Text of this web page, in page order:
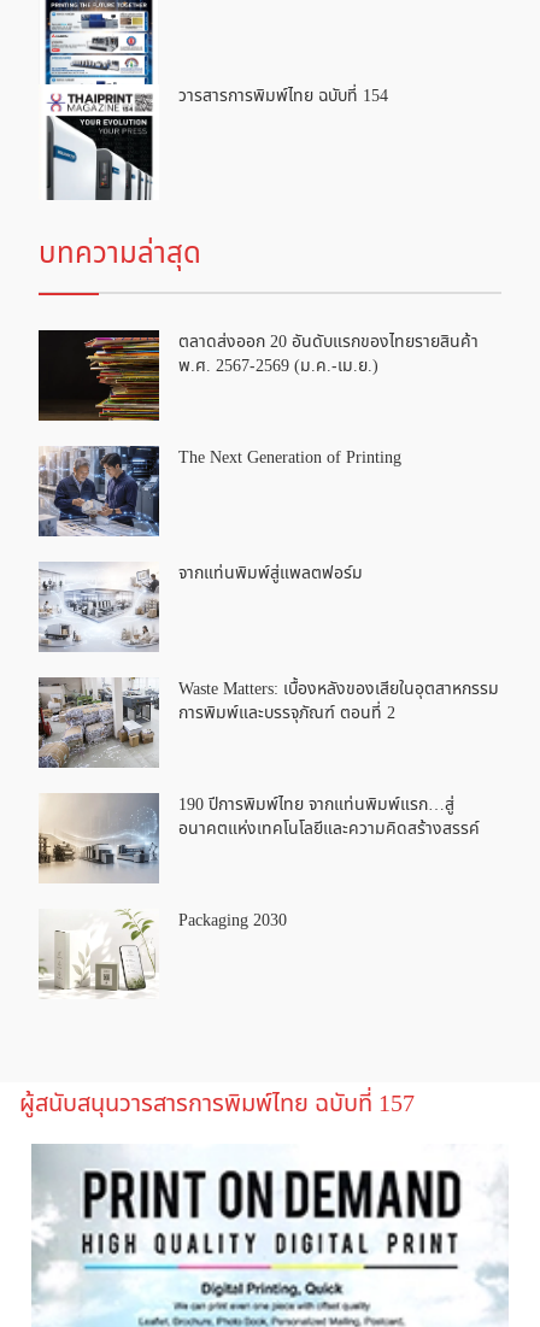
วารสารการพิมพ์ไทย ฉบับที่ 154
บทความล่าสุด
ตลาดส่งออก 20 อันดับแรกของไทยรายสินค้า
พ.ศ. 2567-2569 (ม.ค.-เม.ย.)
The Next Generation of Printing
จากแท่นพิมพ์สู่แพลตฟอร์ม
Waste Matters: เบื้องหลังของเสียในอุตสาหกรรม
การพิมพ์และบรรจุภัณฑ์ ตอนที่ 2
190 ปีการพิมพ์ไทย จากแท่นพิมพ์แรก…สู่
อนาคตแห่งเทคโนโลยีและความคิดสร้างสรรค์
Packaging 2030
ผู้สนับสนุนวารสารการพิมพ์ไทย ฉบับที่ 157